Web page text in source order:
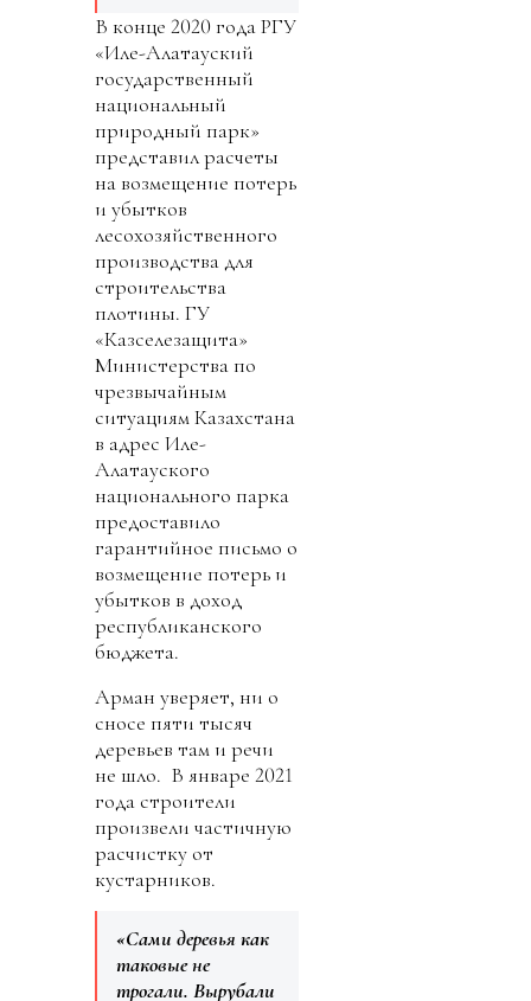
В конце 2020 года РГУ
«Иле-Алатауский
государственный
национальный
природный парк»
представил расчеты
на возмещение потерь
и убытков
лесохозяйственного
производства для
строительства
плотины. ГУ
«Казселезащита»
Министерства по
чрезвычайным
ситуациям Казахстана
в адрес Иле-
Алатауского
национального парка
предоставило
гарантийное письмо о
возмещение потерь и
убытков в доход
республиканского
бюджета.
Арман уверяет, ни о
сносе пяти тысяч
деревьев там и речи
не шло. В январе 2021
года строители
произвели частичную
расчистку от
кустарников.
«Сами деревья как
таковые не
трогали. Вырубали